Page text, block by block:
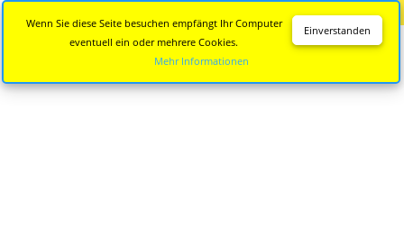
Einverstanden
Wenn Sie diese Seite besuchen empfängt Ihr Computer
eventuell ein oder mehrere Cookies.
Mehr Informationen